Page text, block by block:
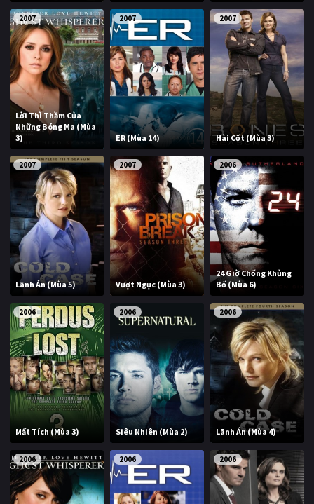
2007
Lời Thì Thầm Của
Những Bóng Ma (Mùa
3)
2007
ER (Mùa 14)
2007
Hài Cốt (Mùa 3)
2007
Lãnh Án (Mùa 5)
2007
Vượt Ngục (Mùa 3)
2006
24 Giờ Chống Khủng
Bố (Mùa 6)
2006
Mất Tích (Mùa 3)
2006
Siêu Nhiên (Mùa 2)
2006
Lãnh Án (Mùa 4)
2006 2006 2006